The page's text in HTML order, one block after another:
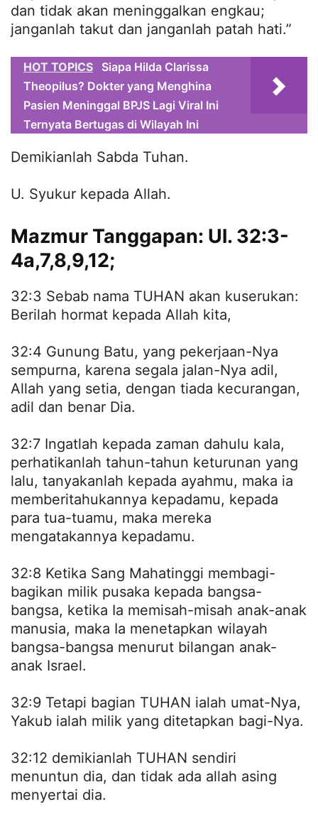
dan tidak akan meninggalkan engkau;
janganlah takut dan janganlah patah hati.”
HOT TOPICS
Siapa Hilda Clarissa
Theopilus? Dokter yang Menghina
Pasien Meninggal BPJS Lagi Viral Ini
Ternyata Bertugas di Wilayah Ini
Demikianlah Sabda Tuhan.
U. Syukur kepada Allah.
Mazmur Tanggapan: Ul. 32:3-
4a,7,8,9,12;
32:3 Sebab nama TUHAN akan kuserukan:
Berilah hormat kepada Allah kita,
32:4 Gunung Batu, yang pekerjaan-Nya
sempurna, karena segala jalan-Nya adil,
Allah yang setia, dengan tiada kecurangan,
adil dan benar Dia.
32:7 Ingatlah kepada zaman dahulu kala,
perhatikanlah tahun-tahun keturunan yang
lalu, tanyakanlah kepada ayahmu, maka ia
memberitahukannya kepadamu, kepada
para tua-tuamu, maka mereka
mengatakannya kepadamu.
32:8 Ketika Sang Mahatinggi membagi-
bagikan milik pusaka kepada bangsa-
bangsa, ketika Ia memisah-misah anak-anak
manusia, maka Ia menetapkan wilayah
bangsa-bangsa menurut bilangan anak-
anak Israel.
32:9 Tetapi bagian TUHAN ialah umat-Nya,
Yakub ialah milik yang ditetapkan bagi-Nya.
32:12 demikianlah TUHAN sendiri
menuntun dia, dan tidak ada allah asing
menyertai dia.